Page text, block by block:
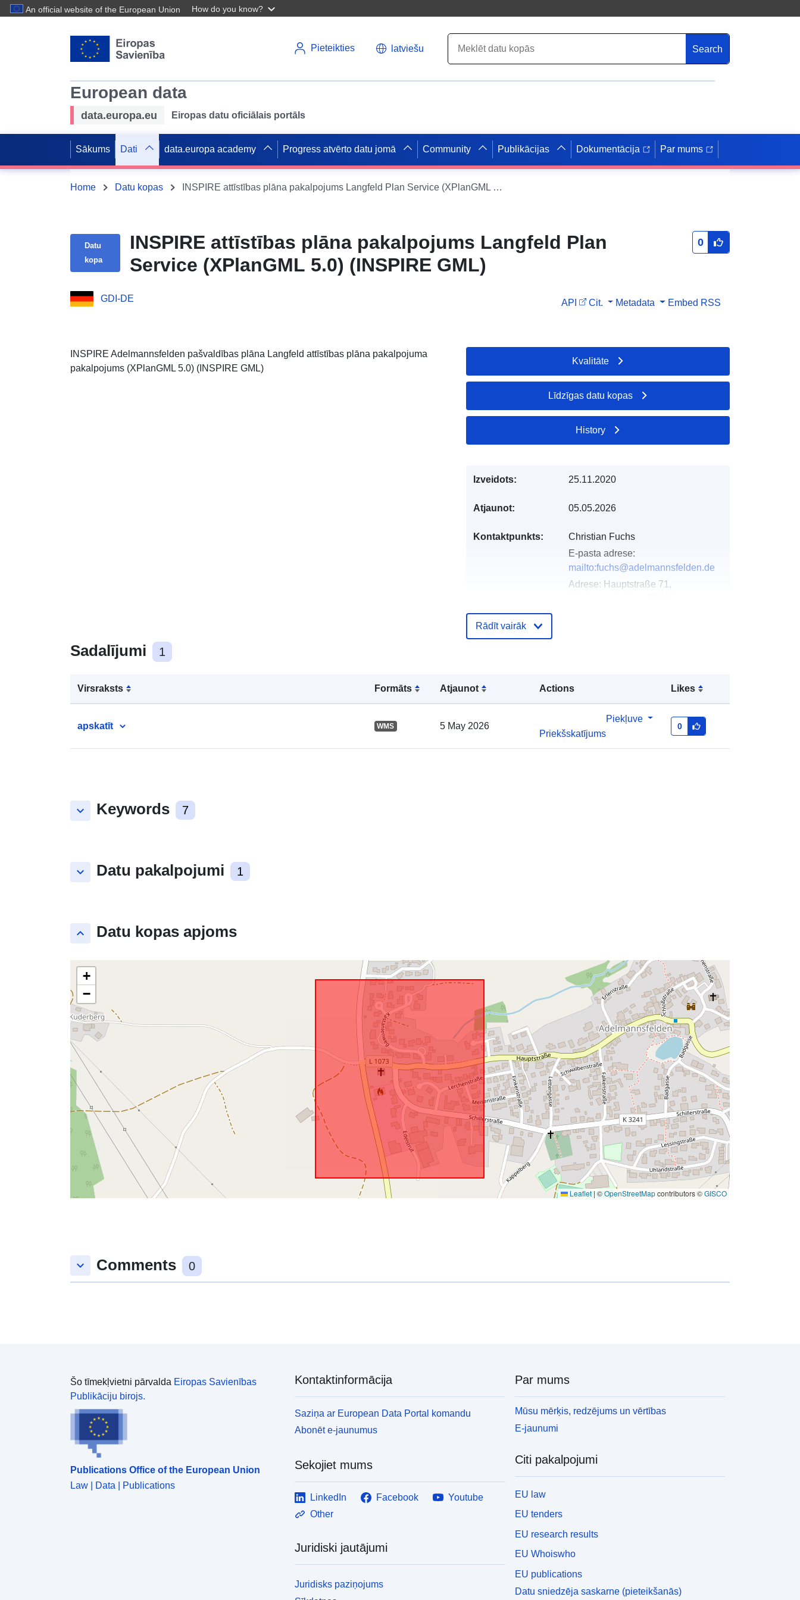
An official website of the European Union How do you know?
Pieteikties latviešu Search
European data
data.europa.eu Eiropas datu oficiālais portāls
Sākums Dati data.europa academy Progress atvērto datu jomā Community Publikācijas Dokumentācija Par mums
Home Datu kopas INSPIRE attīstības plāna pakalpojums Langfeld Plan Service (XPlanGML 5.0) (INSPIRE GML)
Datu
kopa
INSPIRE attīstības plāna pakalpojums Langfeld Plan
Service (XPlanGML 5.0) (INSPIRE GML)
0
GDI-DE API Cit. Metadata Embed RSS
INSPIRE Adelmannsfelden pašvaldības plāna Langfeld attīstības plāna pakalpojuma
pakalpojums (XPlanGML 5.0) (INSPIRE GML)
Sadalījumi 1
Virsraksts Formāts Atjaunot Actions Likes
apskatīt WMS 5 May 2026
Piekļuve
Priekšskatījums
0
keyboard_arrow_down Keywords 7
keyboard_arrow_down Datu pakalpojumi 1
keyboard_arrow_up Datu kopas apjoms
+
−
Leaflet | ©OpenStreetMapcontributors ©GISCO
Kvalitāte
Līdzīgas datu kopas
History
Izveidots: 25.11.2020
Atjaunot: 05.05.2026
Kontaktpunkts:
Christian Fuchs
E-pasta adrese:
mailto:fuchs@adelmannsfelden.de
Adrese: Hauptstraße 71,
ieraksts:
2026
Jaunākā informācija par Data.europa.eu:
16 May 2026
Ģeogrāfiskā
Koordinātes: [ [ 9.9931372,
6a5ca911c106
Rādīt vairāk
keyboard_arrow_down Comments 0
Šo tīmekļvietni pārvalda Eiropas Savienības
Publikāciju birojs.
Publications Office of the European Union
Law | Data | Publications
Kontaktinformācija
Saziņa ar European Data Portal komandu
Abonēt e-jaunumus
Sekojiet mums
LinkedIn Facebook
Youtube
Other
Juridiski jautājumi
Juridisks paziņojums
Par mums
Mūsu mērķis, redzējums un vērtības
E-jaunumi
Citi pakalpojumi
EU law
EU tenders
EU research results
EU Whoiswho
EU publications
Datu sniedzēja saskarne (pieteikšanās)